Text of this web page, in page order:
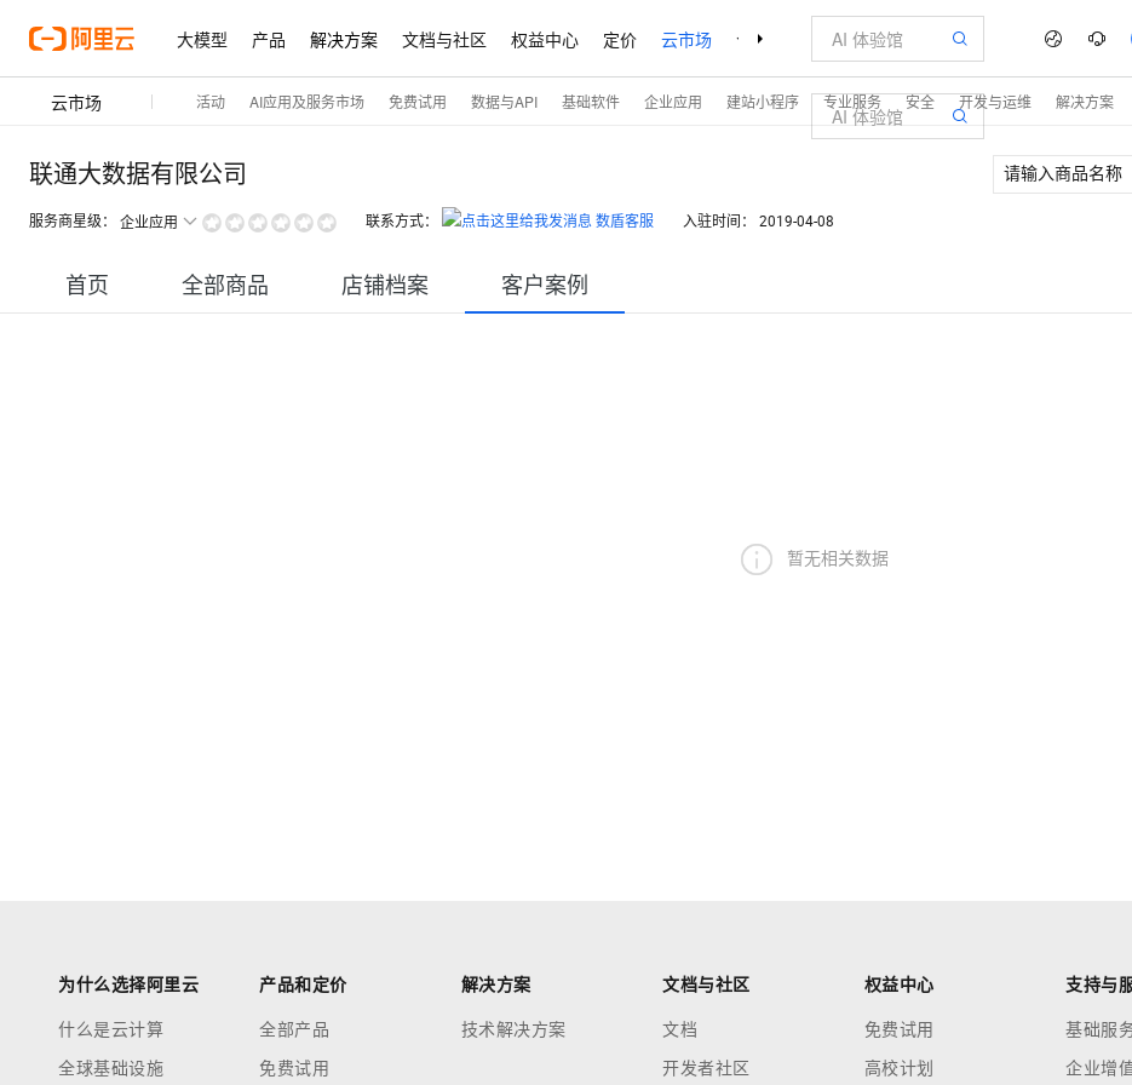
大模型 产品 解决方案 文档与社区 权益中心 定价 云市场 合作伙伴 支持与服务 了解阿里云
云市场 活动 AI应用及服务市场 免费试用 数据与API 基础软件 企业应用 建站小程序 专业服务 安全 开发与运维 解决方案
联通大数据有限公司
服务商星级： 企业应用 联系方式： 数盾客服 入驻时间： 2019-04-08
首页 全部商品 店铺档案 客户案例
暂无相关数据
为什么选择阿里云
什么是云计算
全球基础设施
产品和定价
全部产品
免费试用
解决方案
技术解决方案
文档与社区
文档
开发者社区
权益中心
免费试用
高校计划
支持与
基础服
企业增